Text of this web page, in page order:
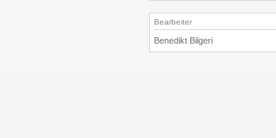
Bearbeiter
Benedikt Bilgeri